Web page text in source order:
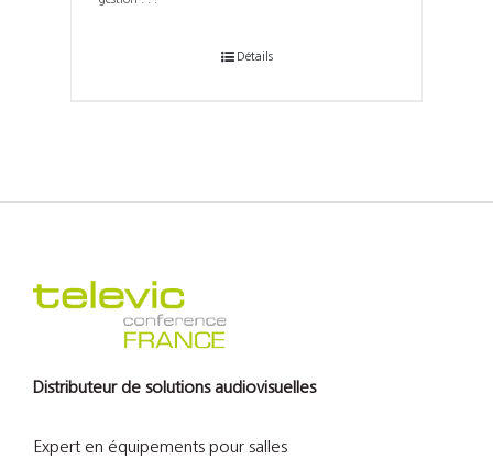
Détails
Distributeur de solutions audiovisuelles
Expert en équipements pour salles